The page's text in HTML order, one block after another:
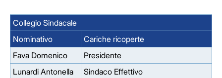
Collegio Sindacale
Nominativo
Cariche ricoperte
Fava Domenico
Presidente
Lunardi Antonella
Sindaco Effettivo